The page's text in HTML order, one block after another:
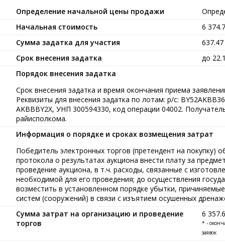
Определение начальной цены продажи
Начальная стоимость
6
Сумма задатка для участия
Срок внесения задатка
до
Порядок внесения задатка
Срок внесения задатка и время окончания приема
Реквизиты для внесения задатка по лотам: р/с:
AKBBBY2X, УНП 300594330, код операции 04002.
райисполкома.
Информация о порядке и сроках возмещения затрат
Победитель электронных торгов (претендент на покупку)
протокола о результатах аукциона внести плату за
проведение аукциона, в т.ч. расходы, связанные с
необходимой для его проведения; до осуществления
возместить в установленном порядке убытки,
систем (сооружений) в связи с изъятием осушенных
Сумма затрат на организацию и проведение
торгов
6
* -
заявок